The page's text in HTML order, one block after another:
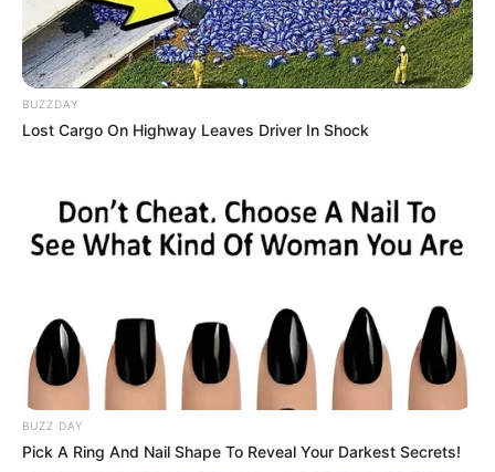
Fail! 10 Potret Makanan Gagal
Dimasak yang Bikin Kamu
10 Pose Manekin Anti
Mainstream yang Konyol
Banget
BUZZDAY
Lost Cargo On Highway Leaves Driver In Shock
BUZZ DAY
Pick A Ring And Nail Shape To Reveal Your Darkest Secrets!